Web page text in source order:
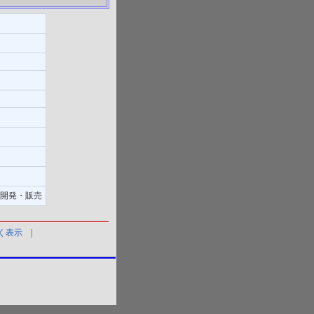
発・販売
表示 |